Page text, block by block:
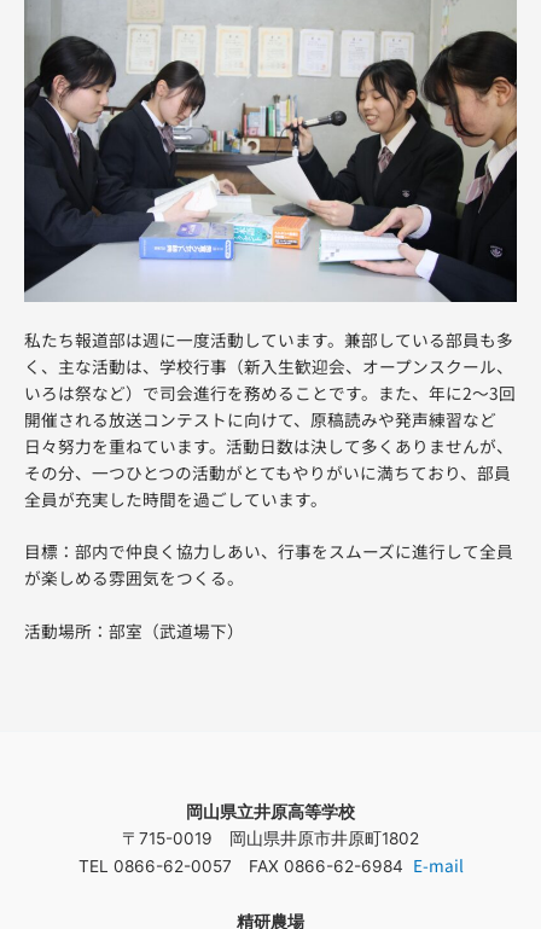
私たち報道部は週に一度活動しています。兼部している部員も多
く、主な活動は、学校行事（新入生歓迎会、オープンスクール、
いろは祭など）で司会進行を務めることです。また、年に2〜3回
開催される放送コンテストに向けて、原稿読みや発声練習など
日々努力を重ねています。活動日数は決して多くありませんが、
その分、一つひとつの活動がとてもやりがいに満ちており、部員
全員が充実した時間を過ごしています。
目標：部内で仲良く協力しあい、行事をスムーズに進行して全員
が楽しめる雰囲気をつくる。
活動場所：部室（武道場下）
岡山県立井原高等学校
〒715-0019 岡山県井原市井原町1802
TEL 0866-62-0057 FAX 0866-62-6984 E-mail
精研農場